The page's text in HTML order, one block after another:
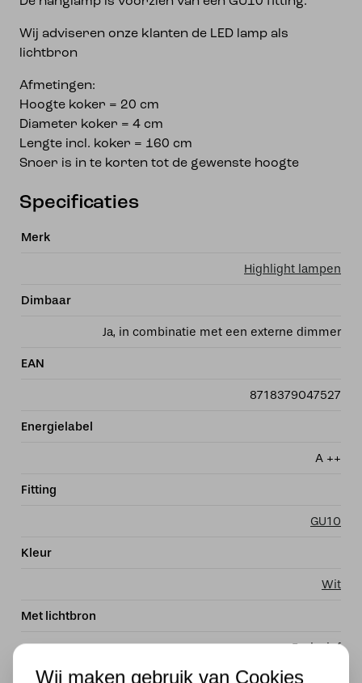
Wij adviseren onze klanten de LED lamp als
lichtbron
Afmetingen:
Hoogte koker = 20 cm
Diameter koker = 4 cm
Lengte incl. koker = 160 cm
Snoer is in te korten tot de gewenste hoogte
Specificaties
Merk
Highlight lampen
Dimbaar
Ja, in combinatie met een externe dimmer
EAN
8718379047527
Energielabel
A ++
Fitting
GU10
Kleur
Wit
Met lichtbron
Exclusief
Stijl-2
Wij maken gebruik van Cookies